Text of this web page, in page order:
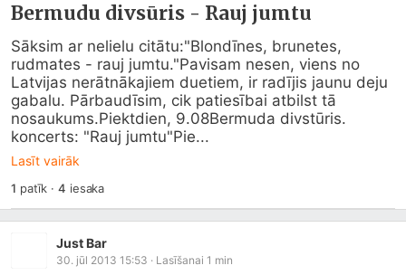
Bermudu divsūris - Rauj jumtu
Sāksim ar nelielu citātu:"Blondīnes, brunetes,
rudmates - rauj jumtu."Pavisam nesen, viens no
Latvijas nerātnākajiem duetiem, ir radījis jaunu deju
gabalu. Pārbaudīsim, cik patiesībai atbilst tā
nosaukums.Piektdien, 9.08Bermuda divstūris.
koncerts: "Rauj jumtu"Pie...
Lasīt vairāk
1 patīk ·4 iesaka
Just Bar
30. jūl 2013 15:53 · Lasīšanai 1 min